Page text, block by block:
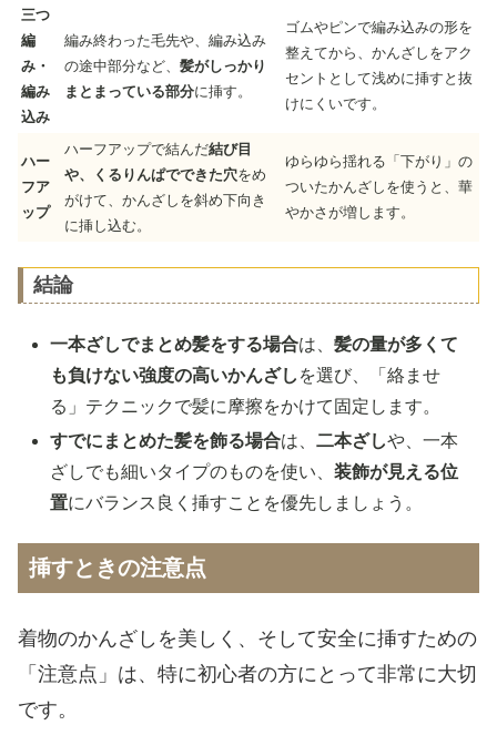
三つ
編
み・
編み
込み
編み終わった毛先や、編み込み
の途中部分など、 髪がしっかり
まとまっている部分に挿す。
ゴムやピンで編み込みの形を
整えてから、かんざしをアク
セントとして浅めに挿すと抜
けにくいです。
ハー
フア
ップ
ハーフアップで結んだ結び目
や、くるりんぱでできた穴をめ
がけて、かんざしを斜め下向き
に挿し込む。
ゆらゆら揺れる「下がり」の
ついたかんざしを使うと、華
やかさが増します。
結論
一本ざしでまとめ髪をする場合は、髪の量が多くて
も負けない強度の高いかんざし を選び、「絡ませ
る」テクニックで髪に摩擦をかけて固定します。
すでにまとめた髪を飾る場合は、二本ざしや、一本
ざしでも細いタイプのものを使い、装飾が見える位
置にバランス良く挿すことを優先しましょう。
挿すときの注意点
着物のかんざしを美しく、そして安全に挿すための
「注意点」は、特に初心者の方にとって非常に大切
です。